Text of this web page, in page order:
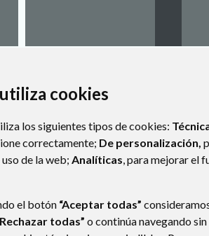
cookies
los siguientes tipos de cookies:
correctamente; De personalización,
de la web; Analíticas, para mejorar el
el botón “Aceptar todas”
todas” o continúa navegando